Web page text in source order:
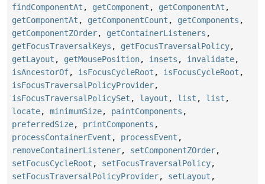
findComponentAt , getComponent , getComponentAt ,
getComponentAt , getComponentCount , getComponents ,
getComponentZOrder, getContainerListeners ,
getFocusTraversalKeys , getFocusTraversalPolicy,
getLayout , getMousePosition, insets , invalidate,
isAncestorOf, isFocusCycleRoot , isFocusCycleRoot ,
isFocusTraversalPolicyProvider,
isFocusTraversalPolicySet , layout , list , list ,
locate, minimumSize, paintComponents ,
preferredSize, printComponents ,
processContainerEvent , processEvent ,
removeContainerListener, setComponentZOrder,
setFocusCycleRoot , setFocusTraversalPolicy,
setFocusTraversalPolicyProvider, setLayout ,